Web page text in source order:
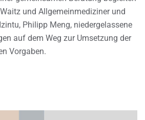
und Allgemeinmediziner und
Philipp Meng, niedergelassene
auf dem Weg zur Umsetzung der
Vorgaben.